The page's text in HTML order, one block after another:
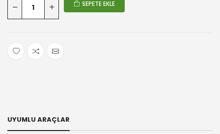
SEPETE EKLE
UYUMLU ARAÇLAR